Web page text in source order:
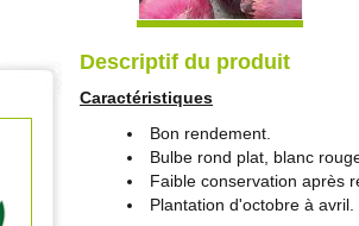
Descriptif du produit
Caractéristiques
Bon rendement.
Bulbe rond plat, blanc
Faible conservation après
Plantation d'octobre à avril.